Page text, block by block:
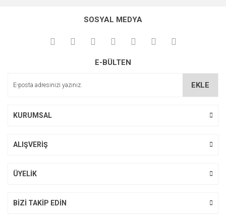
SOSYAL MEDYA
E-BÜLTEN
EKLE
KURUMSAL
ALIŞVERİŞ
ÜYELİK
BİZİ TAKİP EDİN